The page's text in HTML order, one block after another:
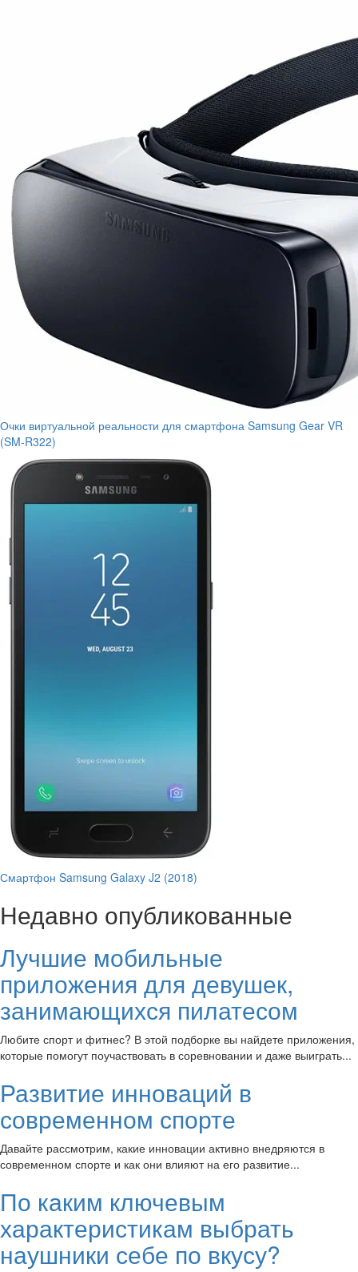
Очки виртуальной реальности для смартфона Samsung Gear VR
(SM-R322)
Смартфон Samsung Galaxy J2 (2018)
Недавно опубликованные
Лучшие мобильные
приложения для девушек,
занимающихся пилатесом
Любите спорт и фитнес? В этой подборке вы найдете приложения,
которые помогут поучаствовать в соревновании и даже выиграть...
Развитие инноваций в
современном спорте
Давайте рассмотрим, какие инновации активно внедряются в
современном спорте и как они влияют на его развитие...
По каким ключевым
характеристикам выбрать
наушники себе по вкусу?